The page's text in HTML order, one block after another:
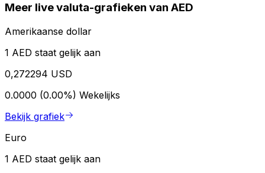
Meer live valuta-grafieken van AED
Amerikaanse dollar
1 AED staat gelijk aan
0,272294 USD
0.0000 (0.00%) Wekelijks
Bekijk grafiek
Euro
1 AED staat gelijk aan